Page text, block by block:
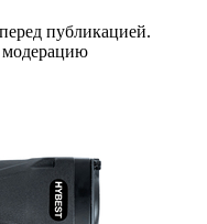
публикацией.
модерацию